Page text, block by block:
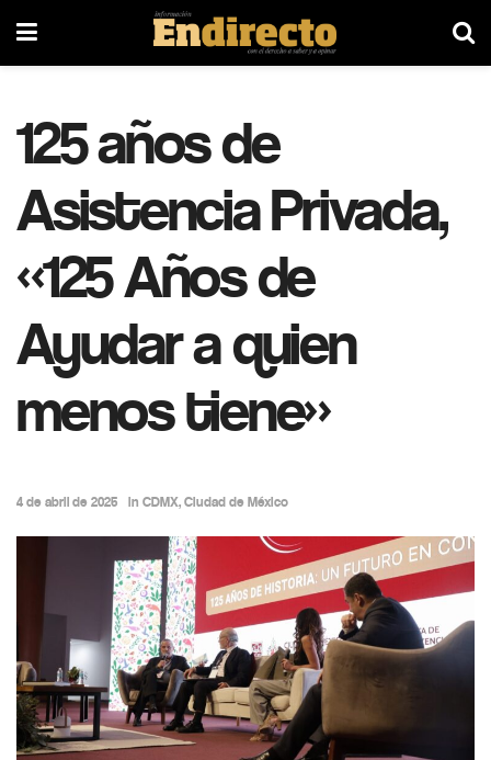
125 años de
Asistencia Privada,
«125 Años de
Ayudar a quien
menos tiene»
4 de abril de 2025 in CDMX, Ciudad de México